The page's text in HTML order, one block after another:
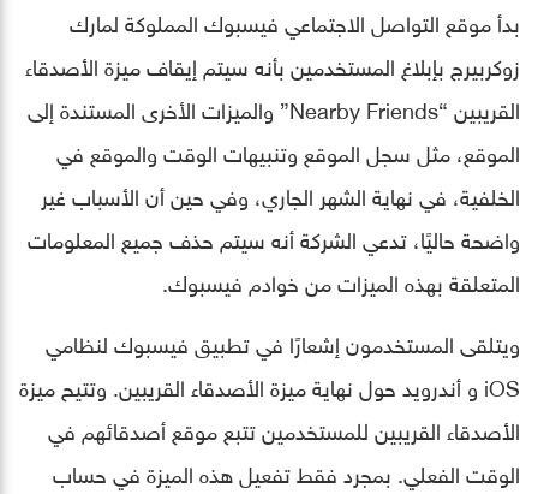
بدأ موقع التواصل الاجتماعي فيسبوك المملوكة لمارك
زوكربيرج بإبلاغ المستخدمين بأنه سيتم إيقاف ميزة الأصدقاء
القريبين “Nearby Friends” والميزات الأخرى المستندة إلى
الموقع، مثل سجل الموقع وتنبيهات الوقت والموقع في
الخلفية، في نهاية الشهر الجاري، وفي حين أن الأسباب غير
واضحة حاليًا، تدعي الشركة أنه سيتم حذف جميع المعلومات
المتعلقة بهذه الميزات من خوادم فيسبوك.
ويتلقى المستخدمون إشعارًا في تطبيق فيسبوك لنظامي
iOS و أندرويد حول نهاية ميزة الأصدقاء القريبين. وتتيح ميزة
الأصدقاء القريبين للمستخدمين تتبع موقع أصدقائهم في
الوقت الفعلي. بمجرد فقط تفعيل هذه الميزة في حساب